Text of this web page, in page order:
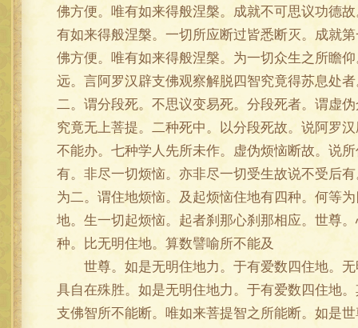
佛方便。唯有如来得般涅槃。成就不可思议功德
有如来得般涅槃。一切所应断过皆悉断灭。成就
佛方便。唯有如来得般涅槃。为一切众生之所瞻
远。言阿罗汉辟支佛观察解脱四智究竟得苏息处
二。谓分段死。不思议变易死。分段死者。谓虚
究竟无上菩提。二种死中。以分段死故。说阿罗
不能办。七种学人先所未作。虚伪烦恼断故。说
有。非尽一切烦恼。亦非尽一切受生故说不受后
为二。谓住地烦恼。及起烦恼住地有四种。何等
地。生一切起烦恼。起者刹那心刹那相应。世尊
种。比无明住地。算数譬喻所不能及
世尊。如是无明住地力。于有爱数四住地。无
具自在殊胜。如是无明住地力。于有爱数四住地
支佛智所不能断。唯如来菩提智之所能断。如是